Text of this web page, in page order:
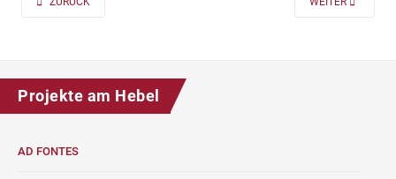
Projekte am Hebel
AD FONTES